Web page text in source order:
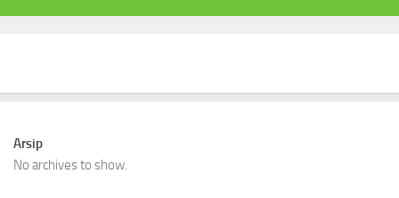
Arsip
No archives to show.